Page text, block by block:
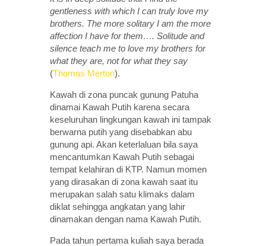
gentleness with which I can truly love my
brothers. The more solitary I am the more
affection I have for them…. Solitude and
silence teach me to love my brothers for
what they are, not for what they say
(Thomas Merton).
Kawah di zona puncak gunung Patuha
dinamai Kawah Putih karena secara
keseluruhan lingkungan kawah ini tampak
berwarna putih yang disebabkan abu
gunung api. Akan keterlaluan bila saya
mencantumkan Kawah Putih sebagai
tempat kelahiran di KTP. Namun momen
yang dirasakan di zona kawah saat itu
merupakan salah satu klimaks dalam
diklat sehingga angkatan yang lahir
dinamakan dengan nama Kawah Putih.
Pada tahun pertama kuliah saya berada